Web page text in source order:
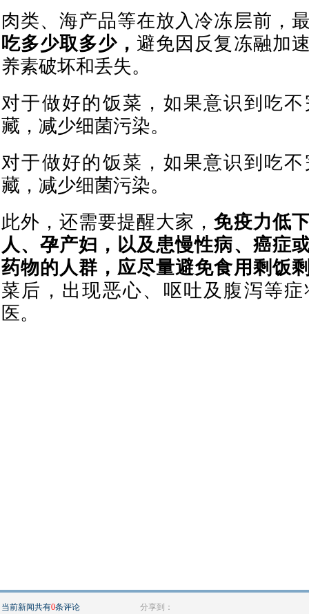
肉类、海产品等在放入冷冻层前，
吃多少取多少， 避免因反复冻融加
养素破坏和丢失。
对于做好的饭菜，如果意识到吃
藏，减少细菌污染。
对于做好的饭菜，如果意识到吃
藏，减少细菌污染。
此外，还需要提醒大家，免疫力低
人、孕产妇，以及患慢性病、癌症
药物的人群， 应尽量避免食用剩饭
菜后，出现恶心、呕吐及腹泻等
医。
当前新闻共有0条评论 分享到：